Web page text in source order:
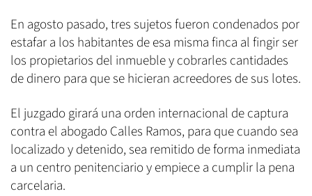
En agosto pasado, tres sujetos fueron condenados por
estafar a los habitantes de esa misma finca al fingir ser
los propietarios del inmueble y cobrarles cantidades
de dinero para que se hicieran acreedores de sus lotes.
El juzgado girará una orden internacional de captura
contra el abogado Calles Ramos, para que cuando sea
localizado y detenido, sea remitido de forma inmediata
a un centro penitenciario y empiece a cumplir la pena
carcelaria.